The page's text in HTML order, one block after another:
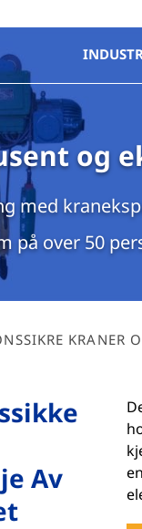
og
med
på over 50
KRANER
Av